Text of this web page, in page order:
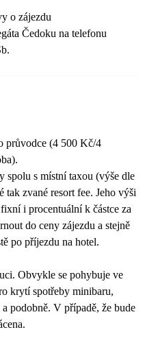
o zájezdu
Čedoku na telefonu
průvodce (4 500 Kč/4
spolu s místní taxou (výše dle
zvané resort fee. Jeho výši
i procentuální k částce za
do ceny zájezdu a stejně
po příjezdu na hotel.
Obvykle se pohybuje ve
krytí spotřeby minibaru,
podobně. V případě, že bude